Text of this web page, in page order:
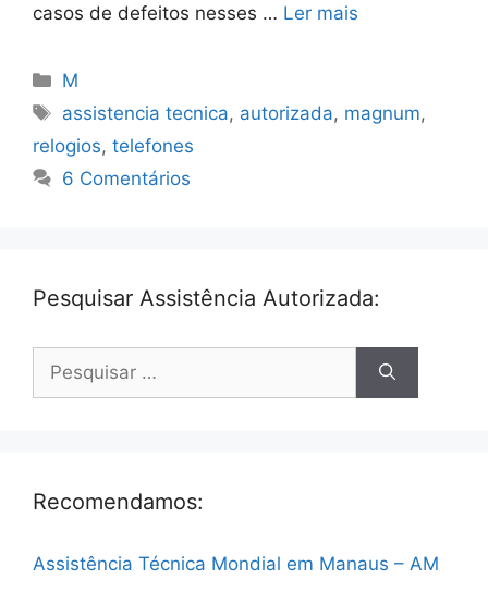
casos de defeitos nesses … Ler mais
Categorias
M
Tags
assistencia tecnica, autorizada, magnum,
relogios, telefones
6 Comentários
Pesquisar Assistência Autorizada:
por:
Recomendamos:
Assistência Técnica Mondial em Manaus – AM